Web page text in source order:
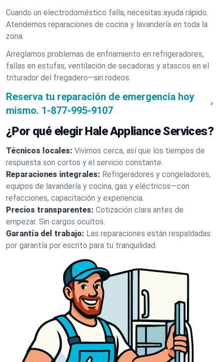
Cuando un electrodoméstico falla, necesitas ayuda rápido.
Atendemos reparaciones de cocina y lavandería en toda la
zona.
Arreglamos problemas de enfriamiento en refrigeradores,
fallas en estufas, ventilación de secadoras y atascos en el
triturador del fregadero—sin rodeos.
Reserva tu reparación de emergencia hoy
mismo. 1-877-995-9107
¿Por qué elegir Hale Appliance Services?
Técnicos locales: Vivimos cerca, así que los tiempos de
respuesta son cortos y el servicio constante.
Reparaciones integrales: Refrigeradores y congeladores,
equipos de lavandería y cocina, gas y eléctricos—con
refacciones, capacitación y experiencia.
Precios transparentes: Cotización clara antes de
empezar. Sin cargos ocultos.
Garantía del trabajo: Las reparaciones están respaldadas
por garantía por escrito para tu tranquilidad.